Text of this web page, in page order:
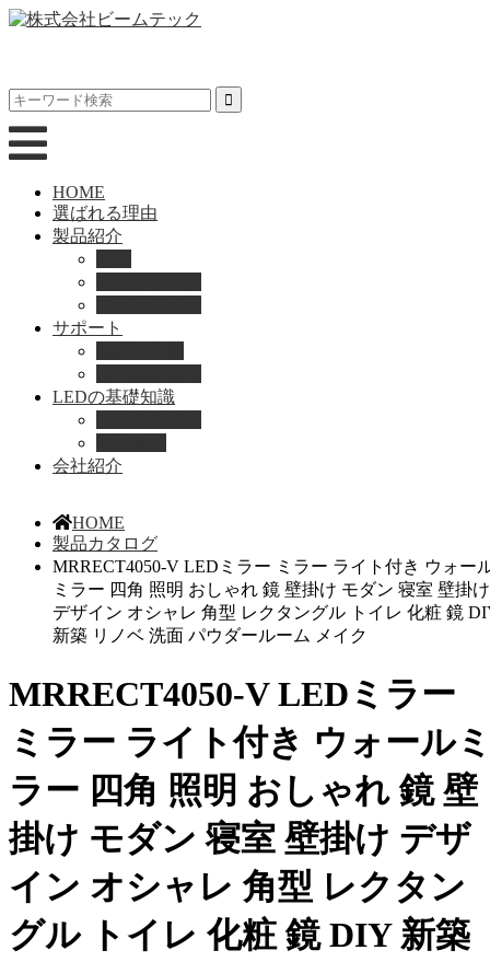
HOME
選ばれる理由
製品紹介
サポート
LEDの基礎知識
会社紹介
HOME
製品カタログ
MRRECT4050-V LEDミラー ミラー ライト付き ウォー
ミラー 四角 照明 おしゃれ 鏡 壁掛け モダン 寝室 壁掛け
デザイン オシャレ 角型 レクタングル トイレ 化粧 鏡
新築 リノベ 洗面 パウダールーム メイク
MRRECT4050-V LEDミラー
ミラー ライト付き ウォール
ラー 四角 照明 おしゃれ 鏡 壁
掛け モダン 寝室 壁掛け デザ
イン オシャレ 角型 レクタン
グル トイレ 化粧 鏡 DIY 新築